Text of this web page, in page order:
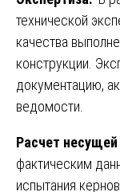
технической
качества
конструкции.
документацию,
ведомости.
Расчет
фактическим
испытания